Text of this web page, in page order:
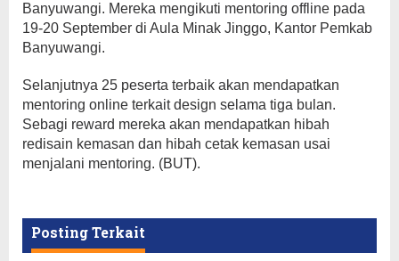
Banyuwangi. Mereka mengikuti mentoring offline pada
19-20 September di Aula Minak Jinggo, Kantor Pemkab
Banyuwangi.
Selanjutnya 25 peserta terbaik akan mendapatkan
mentoring online terkait design selama tiga bulan.
Sebagi reward mereka akan mendapatkan hibah
redisain kemasan dan hibah cetak kemasan usai
menjalani mentoring. (BUT).
Posting Terkait